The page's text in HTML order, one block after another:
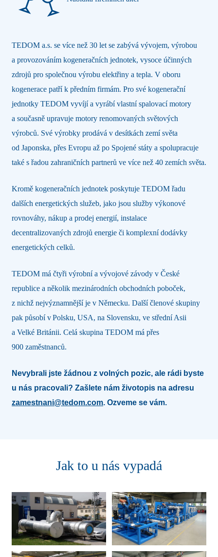
TEDOM a.s. se více než 30 let se zabývá vývojem, výrobou
a provozováním kogeneračních jednotek, vysoce účinných
zdrojů pro společnou výrobu elektřiny a tepla. V oboru
kogenerace patří k předním firmám. Pro své kogenerační
jednotky TEDOM vyvíjí a vyrábí vlastní spalovací motory
a současně upravuje motory renomovaných světových
výrobců. Své výrobky prodává v desítkách zemí světa
od Japonska, přes Evropu až po Spojené státy a spolupracuje
také s řadou zahraničních partnerů ve více než 40 zemích světa.
Kromě kogeneračních jednotek poskytuje TEDOM řadu
dalších energetických služeb, jako jsou služby výkonové
rovnováhy, nákup a prodej energií, instalace
decentralizovaných zdrojů energie či komplexní dodávky
energetických celků.
TEDOM má čtyři výrobní a vývojové závody v České
republice a několik mezinárodních obchodních poboček,
z nichž nejvýznamnější je v Německu. Další členové skupiny
pak působí v Polsku, USA, na Slovensku, ve střední Asii
a Velké Británii. Celá skupina TEDOM má přes
900 zaměstnanců.
Nevybrali jste žádnou z volných pozic, ale rádi byste
u nás pracovali? Zašlete nám životopis na adresu
zamestnani@tedom.com. Ozveme se vám.
Jak to u nás vypadá